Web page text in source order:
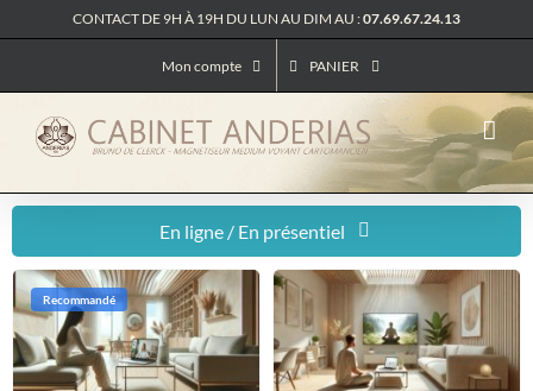
au
CONTACT DE 9H À 19H DU LUN AU DIM AU :07.69.67.24.13
Mon compte PANIER
En ligne / En présentiel
Coaching en ligne
Coaching en présentiel
Recommandé